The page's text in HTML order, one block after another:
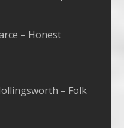
– Honest
– Folk